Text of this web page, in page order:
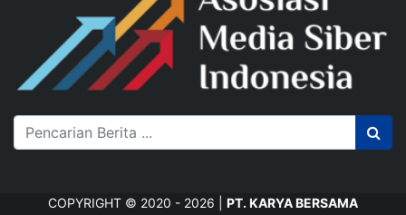
COPYRIGHT © 2020 - 2026 | PT. KARYA BERSAMA